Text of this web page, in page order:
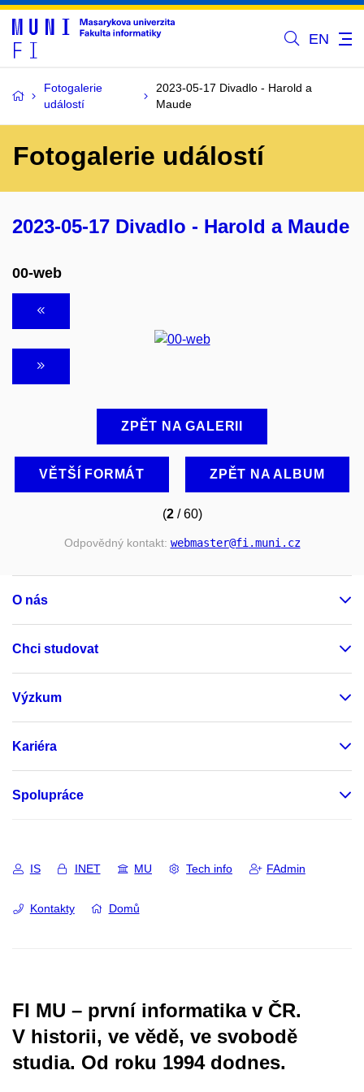
EN
Fotogalerie
událostí
2023-05-17 Divadlo - Harold a
Maude
Fotogalerie událostí
2023-05-17 Divadlo - Harold a Maude
00-web
ZPĚT NA GALERII
VĚTŠÍ FORMÁT ZPĚT NA ALBUM
(2/ 60)
Odpovědný kontakt: webmaster@fi.muni.cz
O nás
Chci studovat
Výzkum
Kariéra
Spolupráce
IS INET MU Tech info FAdmin
Kontakty Domů
FI MU – první informatika v ČR.
V historii, ve vědě, ve svobodě
studia. Od roku 1994 dodnes.